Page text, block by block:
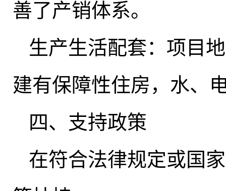
善了产销体系。
生产生活配套：项目
建有保障性住房，水、
四、支持政策
在符合法律规定或国